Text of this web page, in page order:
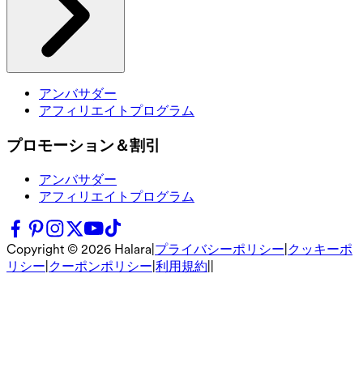
アンバサダー
アフィリエイトプログラム
プロモーション＆割引
アンバサダー
アフィリエイトプログラム
Copyright © 2026 Halara プライバシーポリシー クッキーポ
リシー クーポンポリシー 利用規約